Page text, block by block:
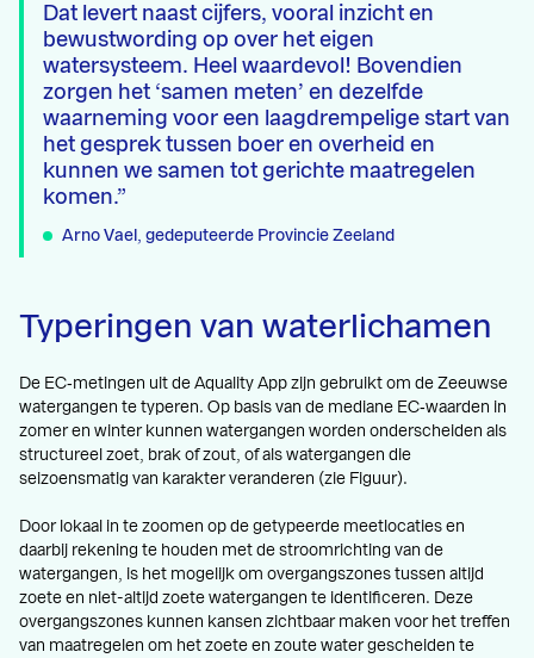
Dat levert naast cijfers, vooral inzicht en
bewustwording op over het eigen
watersysteem. Heel waardevol! Bovendien
zorgen het ‘samen meten’ en dezelfde
waarneming voor een laagdrempelige start van
het gesprek tussen boer en overheid en
kunnen we samen tot gerichte maatregelen
komen.
Arno Vael, gedeputeerde Provincie Zeeland
Typeringen van waterlichamen
De EC‑metingen uit de Aquality App zijn gebruikt om de Zeeuwse
watergangen te typeren. Op basis van de mediane EC‑waarden in
zomer en winter kunnen watergangen worden onderscheiden als
structureel zoet, brak of zout, of als watergangen die
seizoensmatig van karakter veranderen (zie Figuur).
Door lokaal in te zoomen op de getypeerde meetlocaties en
daarbij rekening te houden met de stroomrichting van de
watergangen, is het mogelijk om overgangszones tussen altijd
zoete en niet-altijd zoete watergangen te identificeren. Deze
overgangszones kunnen kansen zichtbaar maken voor het treffen
van maatregelen om het zoete en zoute water gescheiden te